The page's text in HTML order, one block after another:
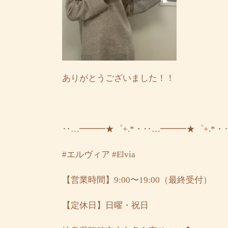
ありがとうございました！！
‥…━━━★゜+.*・‥…━━━★゜+.*
#エルヴィア #Elvia
【営業時間】9:00〜19:00（最終受付）
【定休日】日曜・祝日